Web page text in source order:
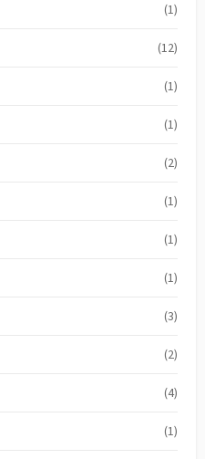
(1)
(12)
(1)
(1)
(2)
(1)
(1)
(1)
(3)
(2)
(4)
(1)